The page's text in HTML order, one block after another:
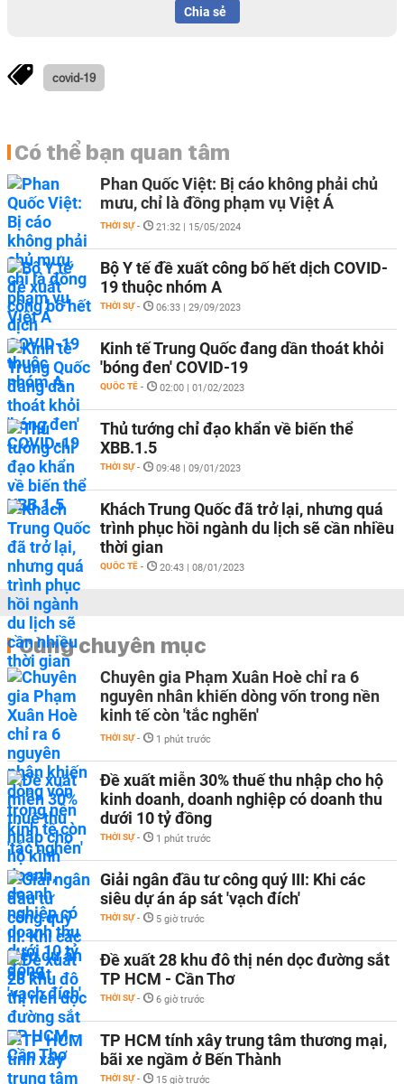
Chia sẻ
covid-19
Có thể bạn quan tâm
Phan Quốc Việt: Bị cáo không phải chủ
mưu, chỉ là đồng phạm vụ Việt Á
THỜI SỰ - 21:32 | 15/05/2024
Bộ Y tế đề xuất công bố hết dịch COVID-
19 thuộc nhóm A
THỜI SỰ - 06:33 | 29/09/2023
Kinh tế Trung Quốc đang dần thoát khỏi
'bóng đen' COVID-19
QUỐC TẾ - 02:00 | 01/02/2023
Thủ tướng chỉ đạo khẩn về biến thể
XBB.1.5
THỜI SỰ - 09:48 | 09/01/2023
Khách Trung Quốc đã trở lại, nhưng quá
trình phục hồi ngành du lịch sẽ cần nhiều
thời gian
QUỐC TẾ - 20:43 | 08/01/2023
Cùng chuyên mục
Chuyên gia Phạm Xuân Hoè chỉ ra 6
nguyên nhân khiến dòng vốn trong nền
kinh tế còn 'tắc nghẽn'
THỜI SỰ - 1 phút trước
Đề xuất miễn 30% thuế thu nhập cho hộ
kinh doanh, doanh nghiệp có doanh thu
dưới 10 tỷ đồng
THỜI SỰ - 1 phút trước
Giải ngân đầu tư công quý III: Khi các
siêu dự án áp sát 'vạch đích'
THỜI SỰ - 5 giờ trước
Đề xuất 28 khu đô thị nén dọc đường sắt
TP HCM - Cần Thơ
THỜI SỰ - 6 giờ trước
TP HCM tính xây trung tâm thương mại,
bãi xe ngầm ở Bến Thành
THỜI SỰ - 15 giờ trước